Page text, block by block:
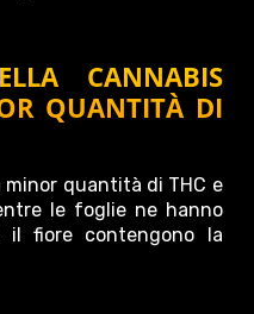
CANNABIS
QUANTITÀ DI
quantità di THC e
le foglie ne hanno
fiore contengono la